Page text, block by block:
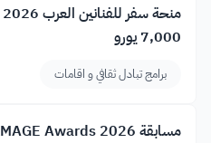
7,000 يورو
برامج تبادل ثقافي و اقامات